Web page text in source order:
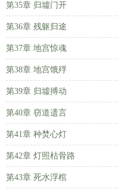
第35章 归墟门开
第36章 残躯归途
第37章 地宫惊魂
第38章 地宫饿殍
第39章 归墟搏动
第40章 窃道遗言
第41章 种焚心灯
第42章 灯照枯骨路
第43章 死水浮棺